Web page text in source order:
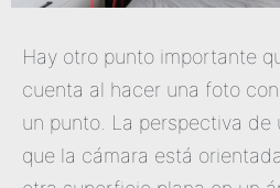
Hay otro punto importante
cuenta al hacer una foto
un punto. La perspectiva de
que la cámara está